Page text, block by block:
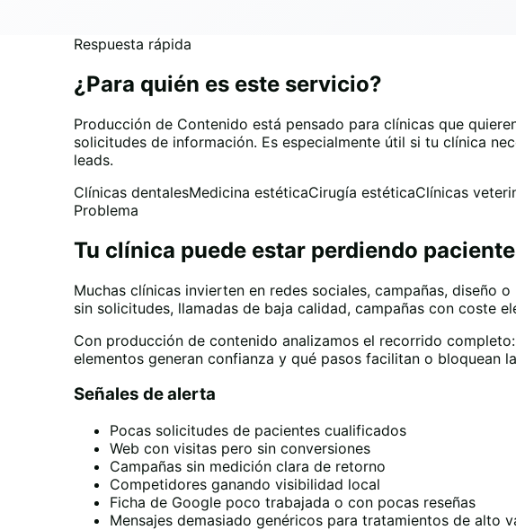
Respuesta rápida
¿Para quién es este servicio?
Producción de Contenido está pensado para clínicas que
solicitudes de información. Es especialmente útil si tu clínica
leads.
Clínicas dentalesMedicina estéticaCirugía estéticaClínicas
Problema
Tu clínica puede estar perdiendo
Muchas clínicas invierten en redes sociales, campañas, diseño
sin solicitudes, llamadas de baja calidad, campañas con coste
Con producción de contenido analizamos el recorrido
elementos generan confianza y qué pasos facilitan o bloquean
Señales de alerta
Pocas solicitudes de pacientes cualificados
Web con visitas pero sin conversiones
Campañas sin medición clara de retorno
Competidores ganando visibilidad local
Ficha de Google poco trabajada o con pocas reseñas
Mensajes demasiado genéricos para tratamientos de alto